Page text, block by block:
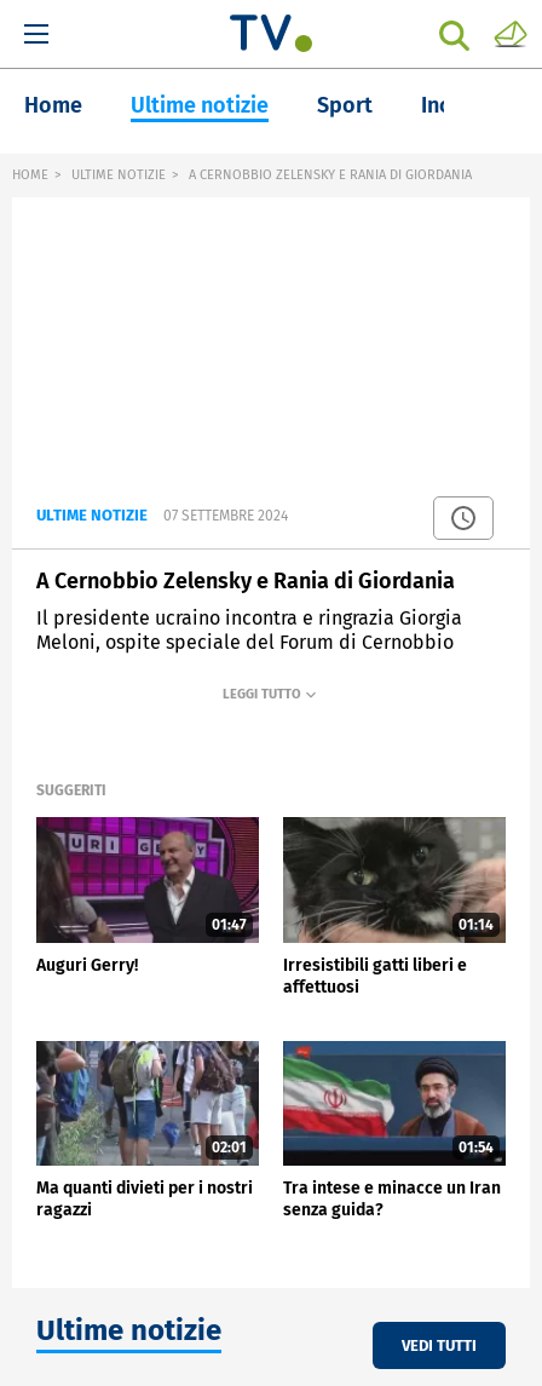
Home Ultime notizie Sport Inchieste
HOME ULTIME NOTIZIE A CERNOBBIO ZELENSKY E RANIA DI GIORDANIA
ULTIME NOTIZIE 07 SETTEMBRE 2024
A Cernobbio Zelensky e Rania di Giordania
Il presidente ucraino incontra e ringrazia Giorgia
Meloni, ospite speciale del Forum di Cernobbio
SUGGERITI
01:47
Auguri Gerry!
01:14
Irresistibili gatti liberi e
affettuosi
02:01
Ma quanti divieti per i nostri
ragazzi
01:54
Tra intese e minacce un Iran
senza guida?
Ultime notizie VEDI TUTTI